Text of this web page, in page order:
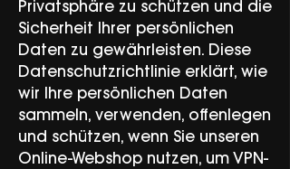
Privatsphäre zu schützen und die
Sicherheit Ihrer persönlichen
Daten zu gewährleisten. Diese
Datenschutzrichtlinie erklärt, wie
wir Ihre persönlichen Daten
sammeln, verwenden, offenlegen
und schützen, wenn Sie unseren
Online-Webshop nutzen, um VPN-